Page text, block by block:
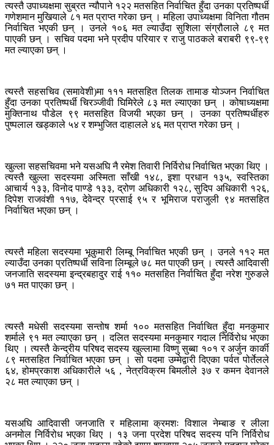
त्यस्तै उपाध्यक्षमा सुब्रत न्यौपाने १२२ मतसहित निर्वाचित हुँदा उनका प्रतिष्पर्धी
गणेशमान मुखियाले ८१ मत प्राप्त गरेका छन् । महिला उपाध्यक्षमा विनिता गौतम
निर्वाचित भएकी छन् । उनले १०६ मत ल्याउँदा सुशिला संग्रौलाले ८९ मत
पाएकी छन् । सचिव पदमा भने प्रदीप परियार र राजु पाठकले बराबरी ९९-९९
मत ल्याएका छन् ।
त्यस्तै सहसचिव (समावेशी)मा १११ मतसहित तिलक तामाङ योञ्जन निर्वाचित
हुँदा उनका प्रतिष्पर्धी चिरञ्जीवी घिमिरेले ८३ मत ल्याएका छन् । कोषाध्यक्षमा
मुक्तिनाथ पौडेल ९९ मतसहित विजयी भएका छन् । उनका प्रतिष्पर्धीहरु
पुष्पलाल खड्काले ५४ र शम्भुजित दाहालले ४६ मत प्राप्त गरेका छन् ।
खुल्ला सहसचिवमा भने यसअघि नै रमेश तिवारी निर्विरोध निर्वाचित भएका थिए ।
त्यस्तै खुल्ला सदस्यमा अस्मिता साँखी १४८, इशा प्रधान १३५, स्वस्तिका
आचार्य १३३, विनोद पाण्डे १३३, द्रोण अधिकारी १२८, सुदिप अधिकारी १२६,
दिपेश राजवंशी ११७, देवेन्द्र प्रसाई ९५ र भूमिराज पराजुली ९४ मतसहित
निर्वाचित भएका छन् ।
त्यस्तै महिला सदस्यमा भूकुमारी लिम्बू निर्वाचित भएकी छन् । उनले ११२ मत
ल्याउँदा उनका प्रतिष्पर्धी सविना लिम्बूले ७८ मत पाएकी छन् । त्यस्तै आदिवासी
जनजाति सदस्यमा इन्द्रबहादुर राई ११० मतसहित निर्वाचित हुँदा नरेश गुरुङले
७१ मत पाएका छन् ।
त्यस्तै मधेसी सदस्यमा सन्तोष शर्मा १०० मतसहित निर्वाचित हुँदा मनकुमार
शर्माले ९१ मत ल्याएका छन् । दलित सदस्यमा मनकुमार गदाल निर्विरोध भएका
थिए । त्यस्तै केन्द्रीय परिषद सदस्य खुल्लामा विष्णु सुब्बा १०१ र अर्जुन कार्की
८९ मतसहित निर्वाचित भएका छन् । सो पदमा उम्मेद्वारी दिएका पर्वत पोर्तेलले
६४, होमप्रकाश अधिकारीले ५६ , नेत्रविक्रम बिमलीले ३७ र कमन देवानले
२८ मत ल्याएका छन् ।
यसअघि आदिवासी जनजाति र महिलामा क्रमशः विशाल नेम्बाङ र लीला
अनमोल निर्विरोध भएका थिए । १३ जना प्रदेश परिषद सदस्य पनि निर्विरोध